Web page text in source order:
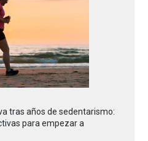
tras años de sedentarismo:
para empezar a